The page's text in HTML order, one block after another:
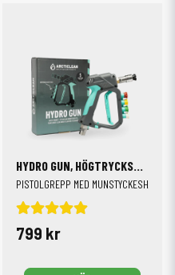
HYDRO GUN, HÖGTRYCKSHANDTAG
PISTOLGREPP MED
799 kr